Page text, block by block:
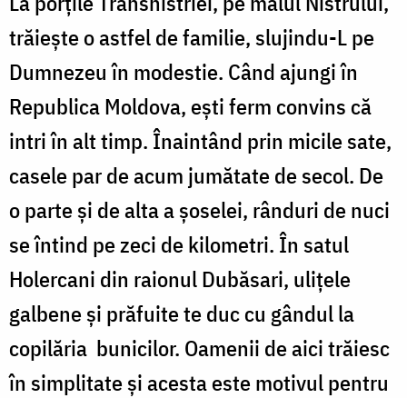
trăiește o astfel de familie, slujindu-L pe
Dumnezeu în modestie. Când ajungi în
Republica Moldova, ești ferm convins că
intri în alt timp. Înaintând prin micile sate,
casele par de acum jumătate de secol. De
o parte și de alta a șoselei, rânduri de nuci
se întind pe zeci de kilometri. În satul
Holercani din raionul Dubăsari, ulițele
galbene și prăfuite te duc cu gândul la
copilăria bunicilor. Oamenii de aici trăiesc
în simplitate și acesta este motivul pentru